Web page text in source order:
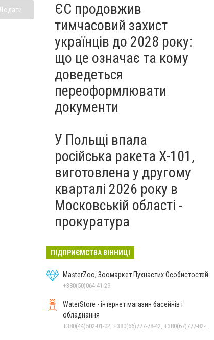
Додати
ЄС продовжив
тимчасовий захист
українців до 2028 року:
що це означає та кому
доведеться
переоформлювати
документи
У Польщі впала
російська ракета X-101,
виготовлена у другому
кварталі 2026 року в
Московській області -
прокуратура
ПІДПРИЄМСТВА ВІННИЦІ
MasterZoo, Зоомаркет Пухнастих Особистостей
+380(50)064-41-29
WaterStore - інтернет магазин басейнів і
обладнання
+380(44)502-01-02, +380(66)777-78-42, +380(67)777-82-19, +380(67)890-80-80, +380(73)890-80-80, +380(44)502-01-03